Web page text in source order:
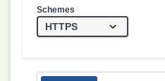
Schemes